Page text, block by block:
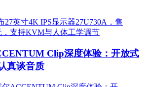
Clip深度体验：开放式
真谈音质